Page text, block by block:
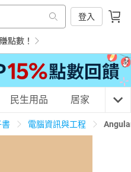
登入
點數！
民生用品 居家 3C
書 電腦資訊與工程